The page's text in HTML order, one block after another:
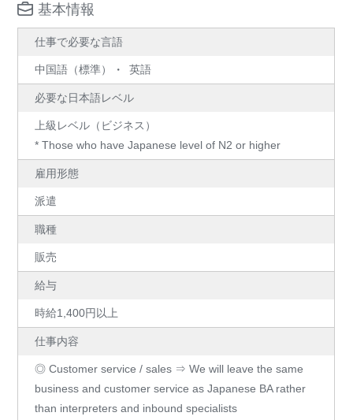
基本情報
仕事で必要な言語
中国語（標準） 英語
必要な日本語レベル
上級レベル（ビジネス）
* Those who have Japanese level of N2 or higher
雇用形態
派遣
職種
販売
給与
時給1,400円以上
仕事内容
◎ Customer service / sales ⇒ We will leave the same
business and customer service as Japanese BA rather
than interpreters and inbound specialists